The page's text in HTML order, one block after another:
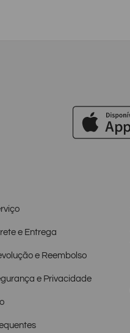
e Entrega
e Reembolso
e Privacidade